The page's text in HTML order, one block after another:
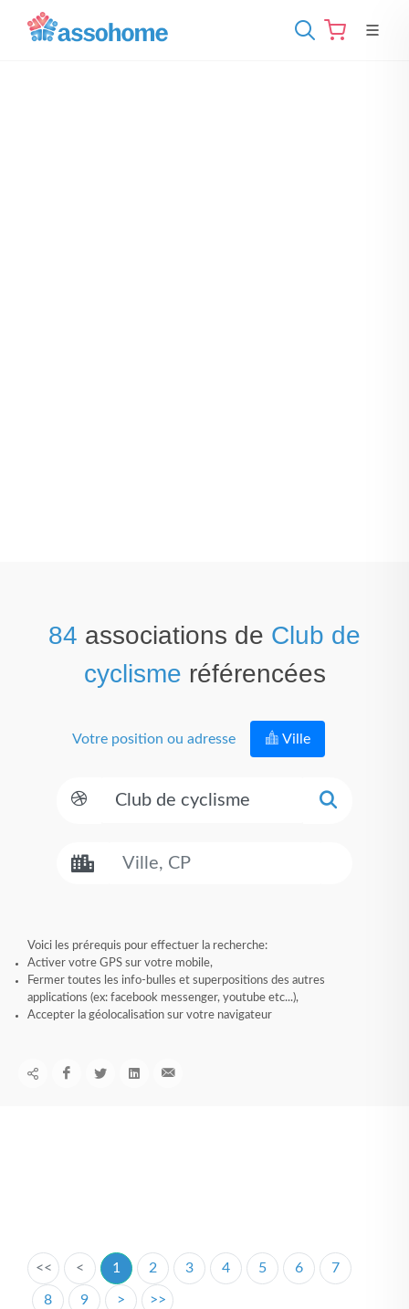
84 associations de Club de
cyclisme référencées
Votre position ou adresse Ville
Voici les prérequis pour effectuer la recherche:
Activer votre GPS sur votre mobile,
Fermer toutes les info-bulles et superpositions des autres
applications (ex: facebook messenger, youtube etc...),
Accepter la géolocalisation sur votre navigateur
<< < 1 2 3 4 5 6 7
8 9 > >>